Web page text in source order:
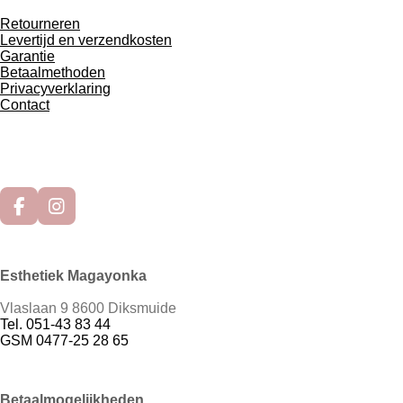
Retourneren
Levertijd en verzendkosten
Garantie
Betaalmethoden
Privacyverklaring
Contact
F
b
o
k
I
a
g
r
a
m
Esthetiek Magayonka
Vlaslaan 9 8600 Diksmuide
Tel. 051-43 83 44
GSM 0477-25 28 65